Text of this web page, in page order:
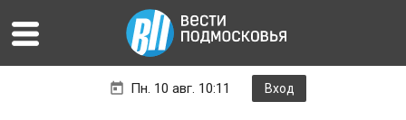
Пн. 10 авг. 10:11 Вход